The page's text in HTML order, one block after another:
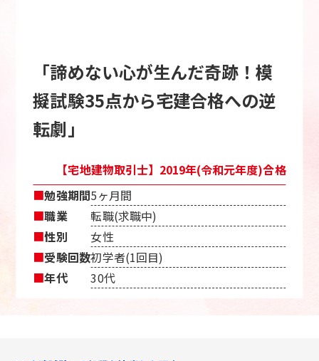
「諦めない心が生んだ奇跡！模
擬試験35点から宅建合格への逆
転劇」
【宅地建物取引士】2019年(令和元年度)合格
■勉強期間5ヶ月間
■職業
転職(求職中)
■性別
女性
■受験回数初学者(1回目)
■年代 30代